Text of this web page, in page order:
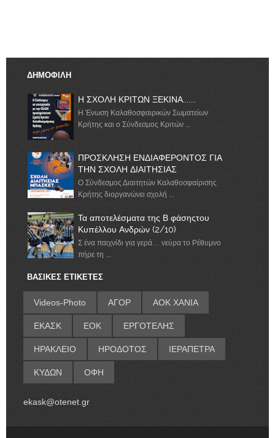
ΔΗΜΟΦΙΛΗ
Η ΣΧΟΛΗ ΚΡΙΤΩΝ ΞΕΚΙΝΑ.......
Η Ένωση Καλαθοσφαιρικών Σωματείων
Κρήτης και ο Σύνδεσμος Κριτών ...
ΠΡΟΣΚΛΗΣΗ ΕΝΔΙΑΦΕΡΟΝΤΟΣ ΓΙΑ
ΤΗΝ ΣΧΟΛΗ ΔΙΑΙΤΗΣΙΑΣ
Ο Σύνδεσμος Διαιτητών Καλαθοσφαίρισης
Κρήτης διοργανώνει σχολή ...
Τα αποτελέσματα της Β φάσηςτου
Κυπέλλου Ανδρών (2/10)
Σ ένα παιχνίδι για γερά… νεύρα το Ρέθυμνο
πήρε τη ...
ΒΑΣΙΚΕΣ ΕΤΙΚΕΤΕΣ
Videos-Photo ΑΓΟΡ ΑΟΚ ΧΑΝΙΑ
ΕΚΑΣΚ ΕΟΚ ΕΡΓΟΤΕΛΗΣ
ΗΡΑΚΛΕΙΟ ΗΡΟΔΟΤΟΣ ΙΕΡΑΠΕΤΡΑ
ΚΥΔΩΝ ΟΦΗ
ekask@otenet.gr